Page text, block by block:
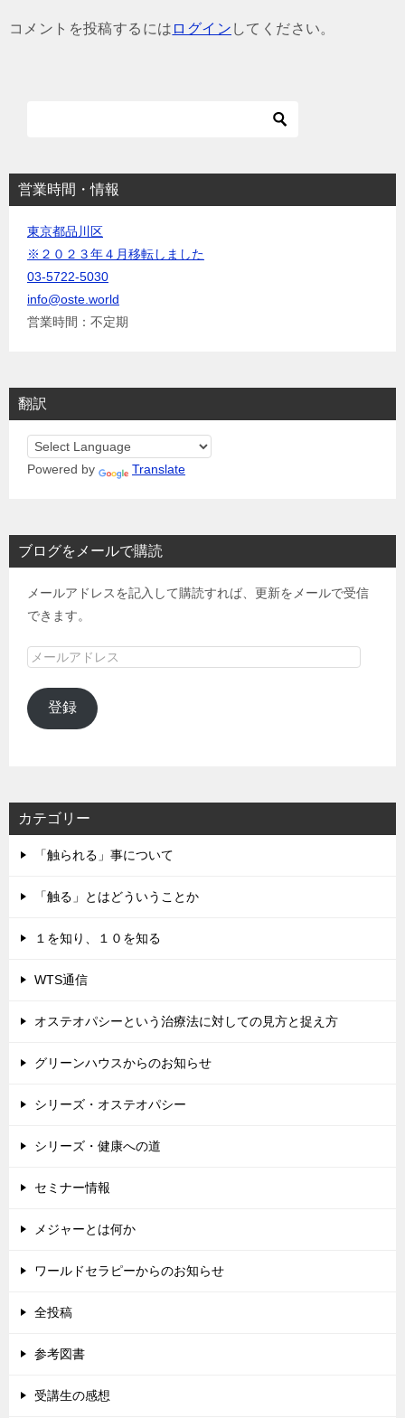
コメントを投稿するには ログイン してください。
営業時間・情報
東京都品川区
※２０２３年４月移転しました
03-5722-5030
info@oste.world
営業時間：不定期
翻訳
Powered by Translate
ブログをメールで購読
メールアドレスを記入して購読すれば、更新をメールで受信
できます。
メ
ル
ア
登録
カテゴリー
「触られる」事について
「触る」とはどういうことか
１を知り、１０を知る
WTS通信
オステオパシーという治療法に対しての見方と捉え方
グリーンハウスからのお知らせ
シリーズ・オステオパシー
シリーズ・健康への道
セミナー情報
メジャーとは何か
ワールドセラピーからのお知らせ
全投稿
参考図書
受講生の感想